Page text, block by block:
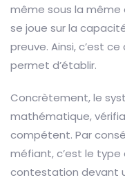
même sous la
se joue sur la
preuve. Ainsi, c’est ce
permet d’établir.
Concrètement, le
mathématique,
compétent. Par
méfiant, c’est le
contestation devant